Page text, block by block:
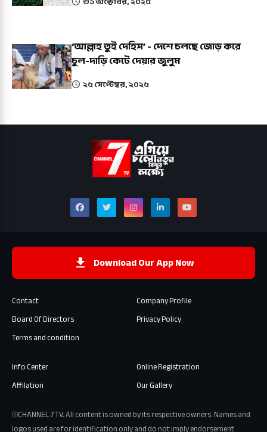
‘আল্লাহ তুই দেহিস’ - দেশে চলছে জোড় করে
চুল-দাড়ি কেটে দেয়ার জুলুম
২৫ সেপ্টেম্বর, ২০২৫
Download Our App Now
Contact
Company Profile
Board Of Directors
Privacy Policy
Terms and condition
Info Center
Online Registration
Affilation
Our Gallery
⦾CHANNEL 7 TV. All content is owned by its respective owners. Names and